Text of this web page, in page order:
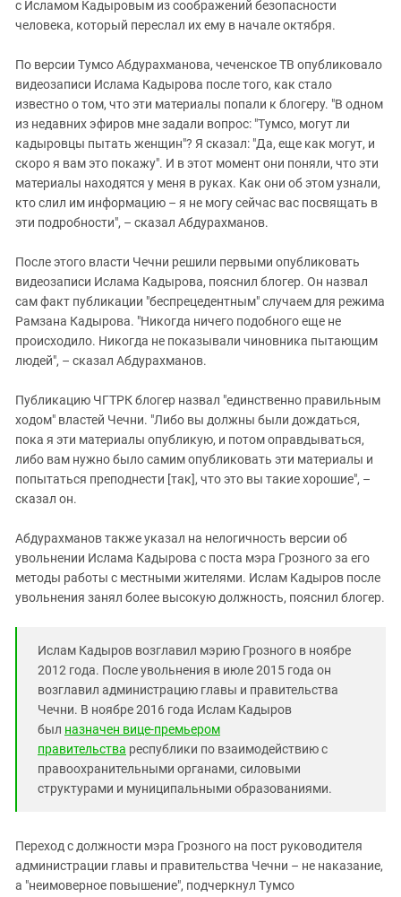
с Исламом Кадыровым из соображений безопасности
человека, который переслал их ему в начале октября.
По версии Тумсо Абдурахманова, чеченское ТВ опубликовало
видеозаписи Ислама Кадырова после того, как стало
известно о том, что эти материалы попали к блогеру. "В одном
из недавних эфиров мне задали вопрос: "Тумсо, могут ли
кадыровцы пытать женщин"? Я сказал: "Да, еще как могут, и
скоро я вам это покажу". И в этот момент они поняли, что эти
материалы находятся у меня в руках. Как они об этом узнали,
кто слил им информацию – я не могу сейчас вас посвящать в
эти подробности", – сказал Абдурахманов.
После этого власти Чечни решили первыми опубликовать
видеозаписи Ислама Кадырова, пояснил блогер. Он назвал
сам факт публикации "беспрецедентным" случаем для режима
Рамзана Кадырова. "Никогда ничего подобного еще не
происходило. Никогда не показывали чиновника пытающим
людей", – сказал Абдурахманов.
Публикацию ЧГТРК блогер назвал "единственно правильным
ходом" властей Чечни. "Либо вы должны были дождаться,
пока я эти материалы опубликую, и потом оправдываться,
либо вам нужно было самим опубликовать эти материалы и
попытаться преподнести [так], что это вы такие хорошие", –
сказал он.
Абдурахманов также указал на нелогичность версии об
увольнении Ислама Кадырова с поста мэра Грозного за его
методы работы с местными жителями. Ислам Кадыров после
увольнения занял более высокую должность, пояснил блогер.
Ислам Кадыров возглавил мэрию Грозного в ноябре
2012 года. После увольнения в июле 2015 года он
возглавил администрацию главы и правительства
Чечни. В ноябре 2016 года Ислам Кадыров
был назначен вице-премьером
правительства республики по взаимодействию с
правоохранительными органами, силовыми
структурами и муниципальными образованиями.
Переход с должности мэра Грозного на пост руководителя
администрации главы и правительства Чечни – не наказание,
а "неимоверное повышение", подчеркнул Тумсо